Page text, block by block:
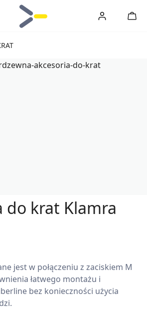
do krat Klamra
jest w połączeniu z zaciskiem M
łatwego montażu i
bez konieczności użycia